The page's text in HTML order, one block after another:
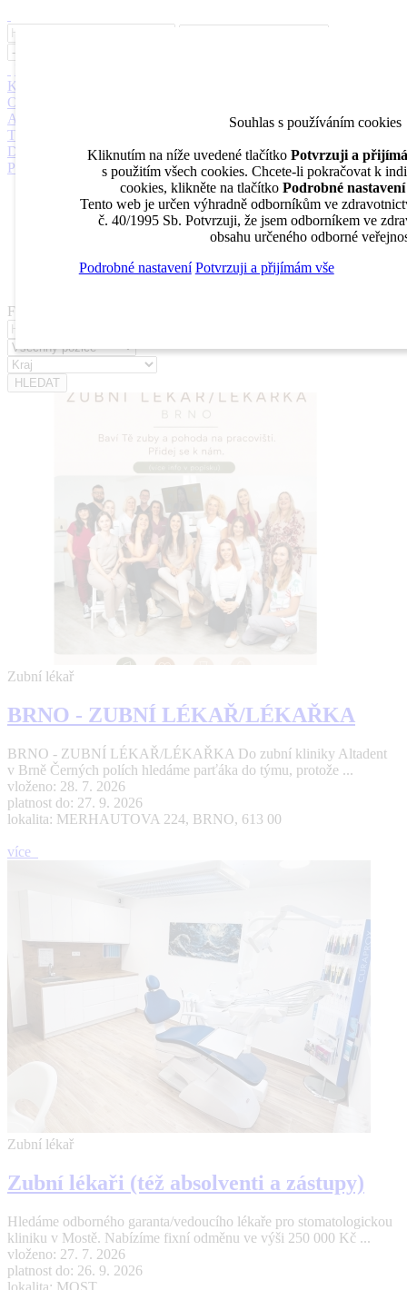
Kariérní poradenství
O nás
AKADEMIE
DENTAL JOBS STOMATEAM
TV
DentalJobs.cz menu search
Přihlásit
Inzerce
Moje inzeráty
Kariérní poradenství
Filtrovat
Zubní lékař
BRNO - ZUBNÍ LÉKAŘ/LÉKAŘKA
BRNO - ZUBNÍ LÉKAŘ/LÉKAŘKA Do zubní kliniky Altadent
v Brně Černých polích hledáme parťáka do týmu, protože ...
vloženo: 28. 7. 2026
platnost do: 27. 9. 2026
lokalita: MERHAUTOVA 224, BRNO, 613 00
více
Zubní lékař
Zubní lékaři (též absolventi a zástupy)
Hledáme odborného garanta/vedoucího lékaře pro stomatologickou
kliniku v Mostě. Nabízíme fixní odměnu ve výši 250 000 Kč ...
vloženo: 27. 7. 2026
platnost do: 26. 9. 2026
lokalita: MOST
Souhlas s používáním cookies
Kliknutím na níže uvedené tlačítkoPotvrzuji a
s použitím všech cookies. Chcete-li pokračovat k
cookies, klikněte na tlačítko Podrobné nastavení
Tento web je určen výhradně odborníkům ve
č. 40/1995 Sb. Potvrzuji, že jsem odborníkem ve
obsahu určeného odborné
Podrobné nastavení Potvrzuji a přijímám vše